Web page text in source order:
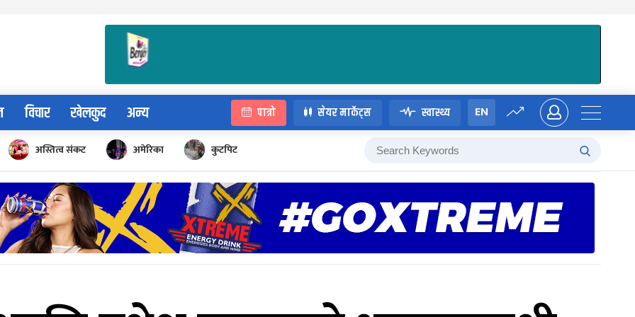
विचार खेलकुद अन्य पात्रो सेयर मार्केट्स स्वास्थ्य EN
अस्तित्व संकट अमेरिका कुटपिट